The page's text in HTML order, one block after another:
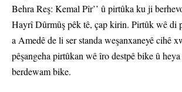
Behra Reş: Kemal Pîr’’ û pirtûka ku ji
Hayrî Dûrmûş pêk tê, çap kirin. Pirtûk wê di
a Amedê de li ser standa weşanxaneyê cihê
pêşangeha pirtûkan wê îro destpê bike û
berdewam bike.